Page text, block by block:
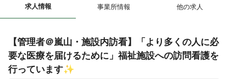
求人情報 事業所情報 他の求人
【管理者＠嵐山・施設内訪看】「より多くの人に必
要な医療を届けるために」福祉施設への訪問看護を
行っています✨